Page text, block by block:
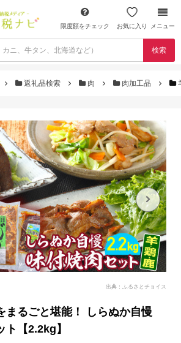
限度額をチェック お気に入り メニュー
検索
返礼品検索 肉 肉加工品
出典：ふるさとチョイス
まるごと堪能！ しらぬか自慢
ト【2.2kg】